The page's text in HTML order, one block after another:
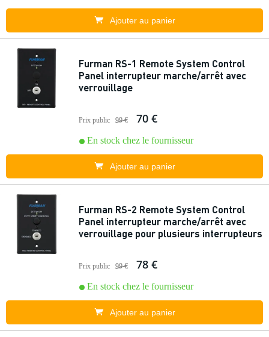
Ajouter au panier
Furman RS-1 Remote System Control
Panel interrupteur marche/arrêt avec
verrouillage
Prix public 99 € 70 €
En stock chez le fournisseur
Ajouter au panier
Furman RS-2 Remote System Control
Panel interrupteur marche/arrêt avec
verrouillage pour plusieurs interrupteurs
Prix public 99 € 78 €
En stock chez le fournisseur
Ajouter au panier